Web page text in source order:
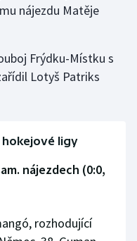
nájezdu Matěje
Frýdku-Místku s
Lotyš Patriks
hokejové ligy
nájezdech (0:0,
rozhodující